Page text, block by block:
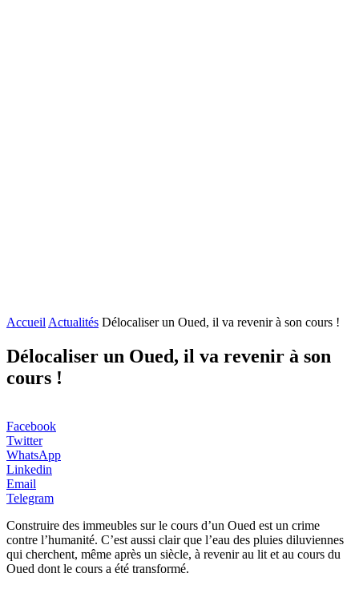
Accueil Actualités Délocaliser un Oued, il va revenir à son cours !
Délocaliser un Oued, il va revenir à son
cours !
Facebook
Twitter
WhatsApp
Linkedin
Email
Telegram
Construire des immeubles sur le cours d’un Oued est un crime
contre l’humanité. C’est aussi clair que l’eau des pluies diluviennes
qui cherchent, même après un siècle, à revenir au lit et au cours du
Oued dont le cours a été transformé.